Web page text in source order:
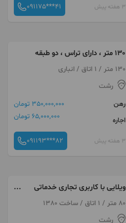
3 هفته پیش 091175***41
130 متر ، دارای تراس ، دو طبقه
130 متر / 1 اتاق / انباری
رشت
رهن
350,000,000 تومان
اجاره
65,000,000 تومان
3 هفته پیش 091193***82
ویلایی با کاربری تجاری خدماتی
بهمراه مغازه
80 متر / 1 اتاق / ساخت 1380
رشت